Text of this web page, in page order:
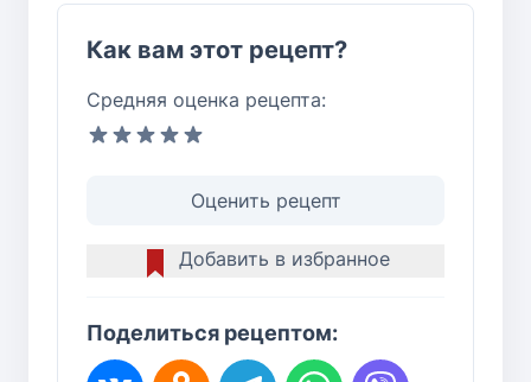
Как вам этот рецепт?
Средняя оценка рецепта:
Оценить рецепт
Добавить в избранное
Поделиться рецептом: